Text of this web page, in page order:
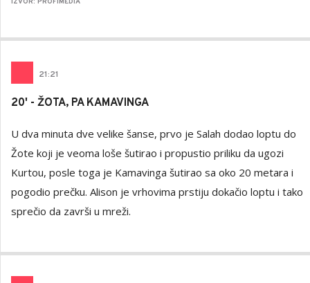
IZVOR: PROFIMEDIA
21:21
20' - ŽOTA, PA KAMAVINGA
U dva minuta dve velike šanse, prvo je Salah dodao loptu do
Žote koji je veoma loše šutirao i propustio priliku da ugozi
Kurtou, posle toga je Kamavinga šutirao sa oko 20 metara i
pogodio prečku. Alison je vrhovima prstiju dokačio loptu i tako
sprečio da završi u mreži.